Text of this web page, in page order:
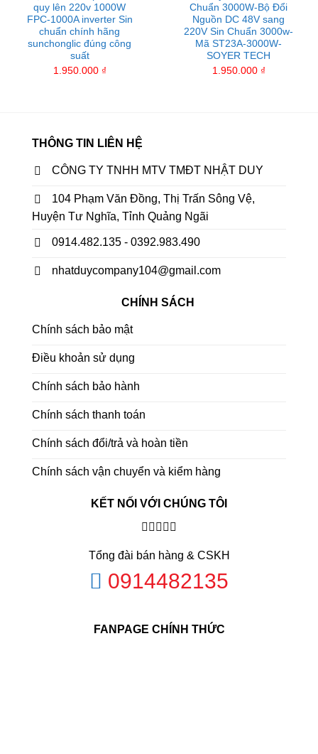
quy lên 220v 1000W
FPC-1000A inverter Sin
chuẩn chính hãng
sunchonglic đúng công
suất
1.950.000 ₫
Chuẩn 3000W-Bộ Đổi
Nguồn DC 48V sang
220V Sin Chuẩn 3000w-
Mã ST23A-3000W-
SOYER TECH
1.950.000 ₫
THÔNG TIN LIÊN HỆ
CÔNG TY TNHH MTV TMĐT NHẬT DUY
104 Phạm Văn Đồng, Thị Trấn Sông Vệ,
Huyện Tư Nghĩa, Tỉnh Quảng Ngãi
0914.482.135 - 0392.983.490
nhatduycompany104@gmail.com
CHÍNH SÁCH
Chính sách bảo mật
Điều khoản sử dụng
Chính sách bảo hành
Chính sách thanh toán
Chính sách đổi/trả và hoàn tiền
Chính sách vận chuyển và kiểm hàng
KẾT NỐI VỚI CHÚNG TÔI
Tổng đài bán hàng & CSKH
0914482135
FANPAGE CHÍNH THỨC